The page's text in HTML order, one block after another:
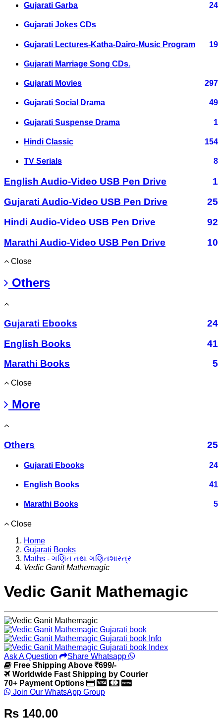
Gujarati Garba 24
Gujarati Jokes CDs
Gujarati Lectures-Katha-Dairo-Music Program 19
Gujarati Marriage Song CDs.
Gujarati Movies 297
Gujarati Social Drama 49
Gujarati Suspense Drama 1
Hindi Classic 154
TV Serials 8
English Audio-Video USB Pen Drive
1
Gujarati Audio-Video USB Pen Drive
25
Hindi Audio-Video USB Pen Drive
92
Marathi Audio-Video USB Pen Drive
10
Close
Others
Gujarati Ebooks
24
English Books
41
Marathi Books
5
Close
More
Others 25
Gujarati Ebooks 24
English Books 41
Marathi Books 5
Close
Home
Gujarati Books
Maths - ગણિત તથા ગણિતશાસ્ત્ર
Vedic Ganit Mathemagic
Vedic Ganit Mathemagic
Ask A Question
Share Whatsapp
Free Shipping Above
699/-
Worldwide Fast Shipping by Courier
70+ Payment Options
Join Our WhatsApp Group
Rs 140.00